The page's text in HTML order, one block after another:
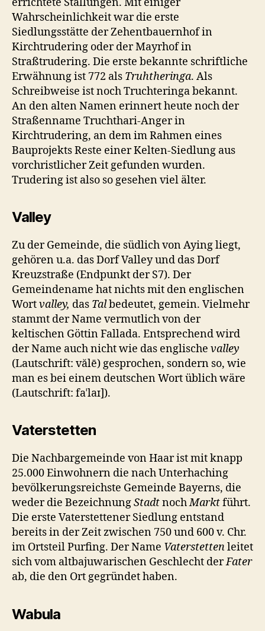
Wahrscheinlichkeit war die erste
Siedlungsstätte der Zehentbauernhof in
Kirchtrudering oder der Mayrhof in
Straßtrudering. Die erste bekannte schriftliche
Erwähnung ist 772 als Truhtheringa. Als
Schreibweise ist noch Truchteringa bekannt.
An den alten Namen erinnert heute noch der
Straßenname Truchthari-Anger in
Kirchtrudering, an dem im Rahmen eines
Bauprojekts Reste einer Kelten-Siedlung aus
vorchristlicher Zeit gefunden wurden.
Trudering ist also so gesehen viel älter.
Valley
Zu der Gemeinde, die südlich von Aying liegt,
gehören u.a. das Dorf Valley und das Dorf
Kreuzstraße (Endpunkt der S7). Der
Gemeindename hat nichts mit den englischen
Wortvalley, das Talbedeutet, gemein. Vielmehr
stammt der Name vermutlich von der
keltischen Göttin Fallada. Entsprechend wird
der Name auch nicht wie das englische valley
(Lautschrift: vălē) gesprochen, sondern so, wie
man es bei einem deutschen Wort üblich wäre
(Lautschrift: faˈlaɪ]).
Vaterstetten
Die Nachbargemeinde von Haar ist mit knapp
25.000 Einwohnern die nach Unterhaching
bevölkerungsreichste Gemeinde Bayerns, die
weder die BezeichnungStadtnochMarktführt.
Die erste Vaterstettener Siedlung entstand
bereits in der Zeit zwischen 750 und 600 v. Chr.
im Ortsteil Purfing. Der Name Vaterstettenleitet
sich vom altbajuwarischen Geschlecht derFater
ab, die den Ort gegründet haben.
Wabula